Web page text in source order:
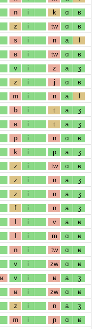
n i k ɑ ʁ
z i tw ɑ ʁ
s i n a l
ʁ i tw ɑ ʁ
v i z a ʒ
z i j ɑ ʁ
m i n a l
b i t a ʒ
ʁ i t a ʒ
p i n ɑ ʁ
k i p a ʒ
z i tw ɑ ʁ
z i n a ʒ
z i n a ʒ
f i n a ʒ
l i v a ʁ
l i m ɑ ʁ
n i tw ɑ ʁ
v i zw ɑ ʁ
ʁ v i ʁ a ʒ
ʁ i zw ɑ ʁ
z i n a ʒ
m i ɲ ɑ ʁ